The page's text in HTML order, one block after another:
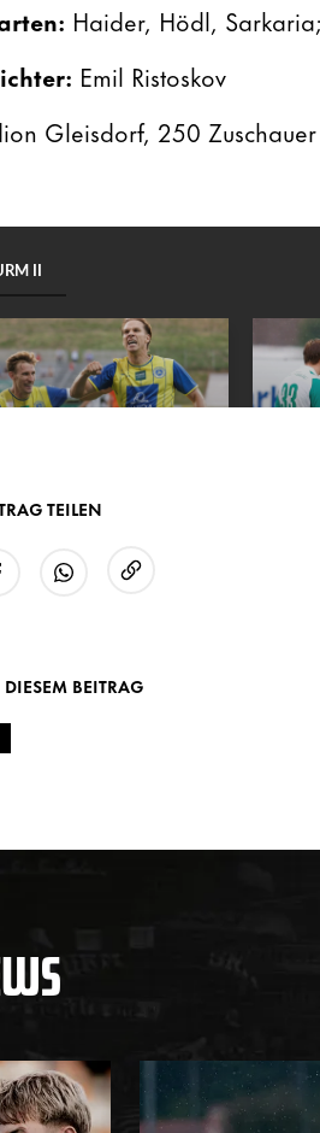
Haider, Hödl,
Emil Ristoskov
Gleisdorf, 250 Zuschauer
TEILEN
BEITRAG